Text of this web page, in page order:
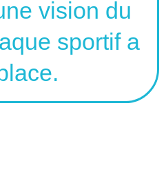
vision du
sportif a